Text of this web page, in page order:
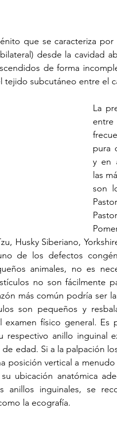
que se caracteriza
desde la cavidad
de forma
subcutáneo entre el
La
pura
y en
las
son
Husky Siberiano,
de los defectos
animales, no es
no son fácilmente
más común podría ser
son pequeños y
físico general. Es
respectivo anillo inguinal
edad. Si a la palpación
posición vertical a
ubicación anatómica
inguinales, se
la ecografía.